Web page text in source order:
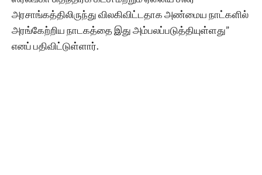
அரசாங்கத்திலிருந்து விலகிவிட்டதாக அண்மைய நாட்களில்
அரங்கேற்றிய நாடகத்தை இது அம்பலப்படுத்தியுள்ளது”
எனப் பதிவிட்டுள்ளார்.